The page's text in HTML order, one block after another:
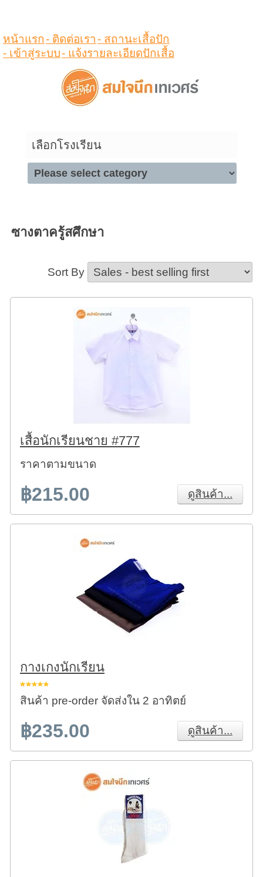
หน้าแรก- ติดต่อเรา- สถานะเสื้อปัก
- เข้าสู่ระบบ- แจ้งรายละเอียดปักเสื้อ
เลือกโรงเรียน
ซางตาครู้สศึกษา
Sort By
เสื้อนักเรียนชาย #777
ราคาตามขนาด
฿215.00 ดูสินค้า...
กางเกงนักเรียน
สินค้า pre-order จัดส่งใน 2 อาทิตย์
฿235.00 ดูสินค้า...